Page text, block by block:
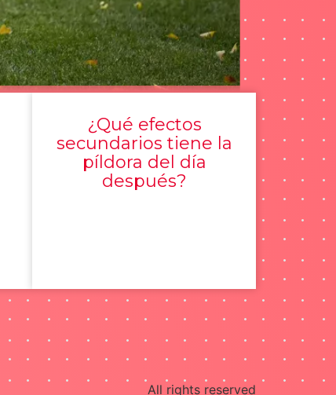
¿Qué efectos
secundarios tiene la
píldora del día
después?
All rights reserved